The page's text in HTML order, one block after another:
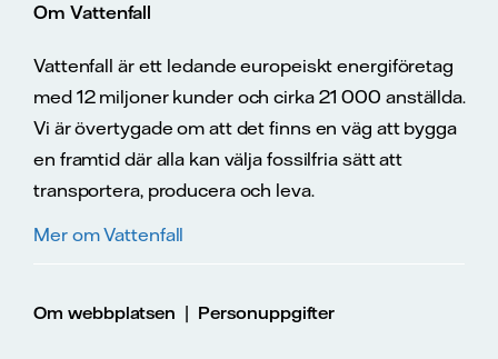
Om Vattenfall
Vattenfall är ett ledande europeiskt energiföretag
med 12 miljoner kunder och cirka 21 000 anställda.
Vi är övertygade om att det finns en väg att bygga
en framtid där alla kan välja fossilfria sätt att
transportera, producera och leva.
Mer om Vattenfall
Om webbplatsen | Personuppgifter